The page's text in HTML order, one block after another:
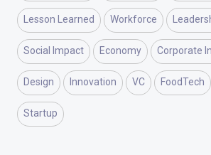
Lesson Learned Workforce
Social Impact Economy Corporate
Design Innovation VC FoodTech
Startup